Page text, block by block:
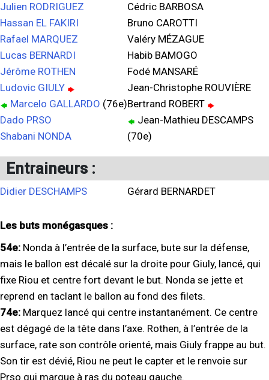
Julien RODRIGUEZ
Hassan EL FAKIRI
Rafael MARQUEZ
Lucas BERNARDI
Jérôme ROTHEN
Ludovic GIULY
Marcelo GALLARDO (76e)
Dado PRSO
Shabani NONDA
Cédric BARBOSA
Bruno CAROTTI
Valéry MÉZAGUE
Habib BAMOGO
Fodé MANSARÉ
Jean-Christophe ROUVIÈRE
Bertrand ROBERT
Jean-Mathieu DESCAMPS
(70e)
Entraineurs :
Didier DESCHAMPS Gérard BERNARDET
Les buts monégasques :
54e: Nonda à l’entrée de la surface, bute sur la défense,
mais le ballon est décalé sur la droite pour Giuly, lancé, qui
fixe Riou et centre fort devant le but. Nonda se jette et
reprend en taclant le ballon au fond des filets.
74e: Marquez lancé qui centre instantanément. Ce centre
est dégagé de la tête dans l’axe. Rothen, à l’entrée de la
surface, rate son contrôle orienté, mais Giuly frappe au but.
Son tir est dévié, Riou ne peut le capter et le renvoie sur
Prso qui marque à ras du poteau gauche.